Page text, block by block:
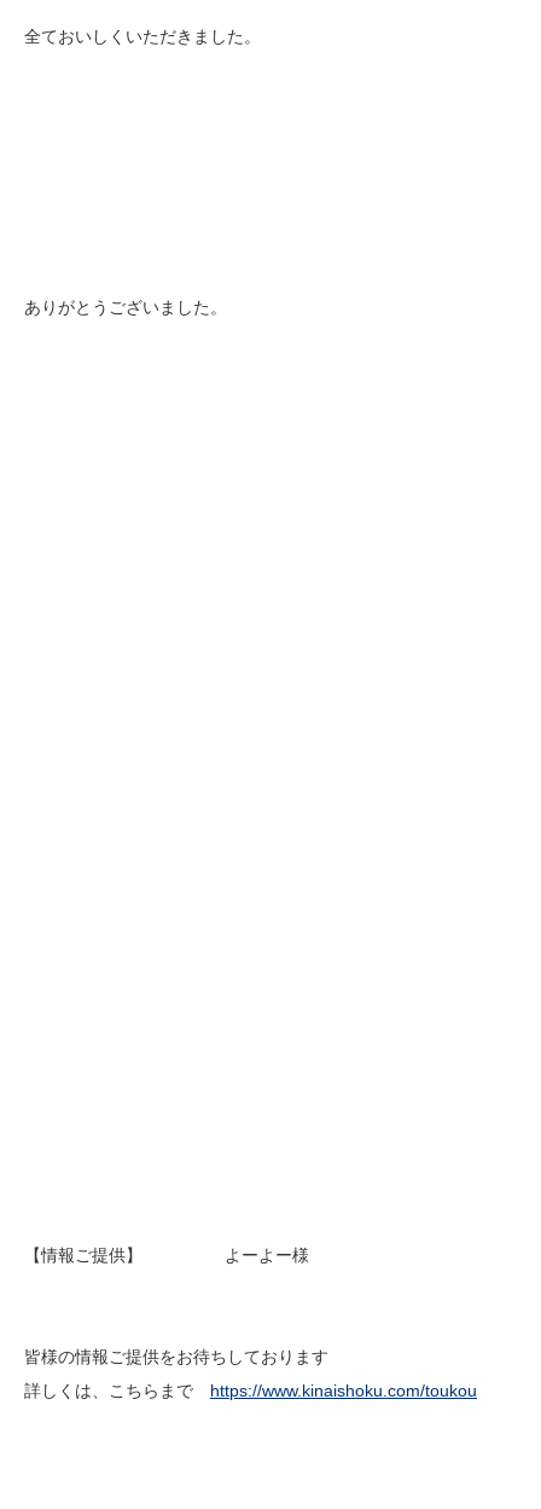
全ておいしくいただきました。
ありがとうございました。
【情報ご提供】 よーよー様
皆様の情報ご提供をお待ちしております
詳しくは、こちらまで https://www.kinaishoku.com/toukou